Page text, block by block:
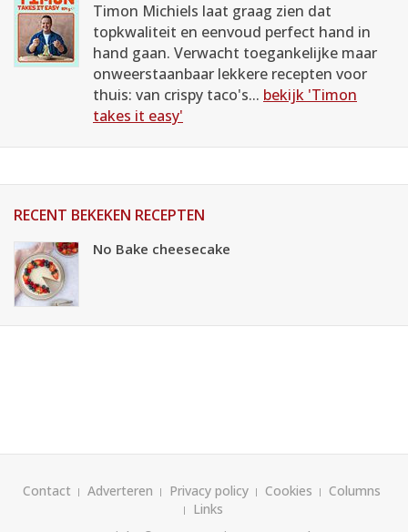
Timon Michiels laat graag zien dat
topkwaliteit en eenvoud perfect hand in
hand gaan. Verwacht toegankelijke maar
onweerstaanbaar lekkere recepten voor
thuis: van crispy taco's... bekijk 'Timon
takes it easy'
RECENT BEKEKEN RECEPTEN
No Bake cheesecake
Contact Adverteren Privacy policy Cookies
Columns
Links